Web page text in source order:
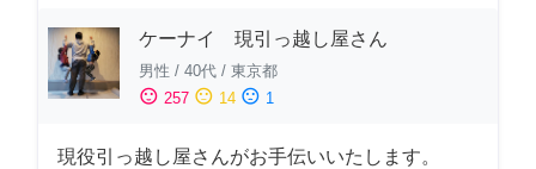
ケーナイ 現引っ越し屋さん
男性 / 40代 / 東京都
sentiment_satisfied 257 sentiment_neutral 14 sentiment_dissatisfied 1
現役引っ越し屋さんがお手伝いいたします。